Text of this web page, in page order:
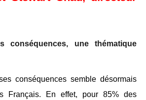
une thématique
conséquences semble désormais
Français. En effet, pour 85% des